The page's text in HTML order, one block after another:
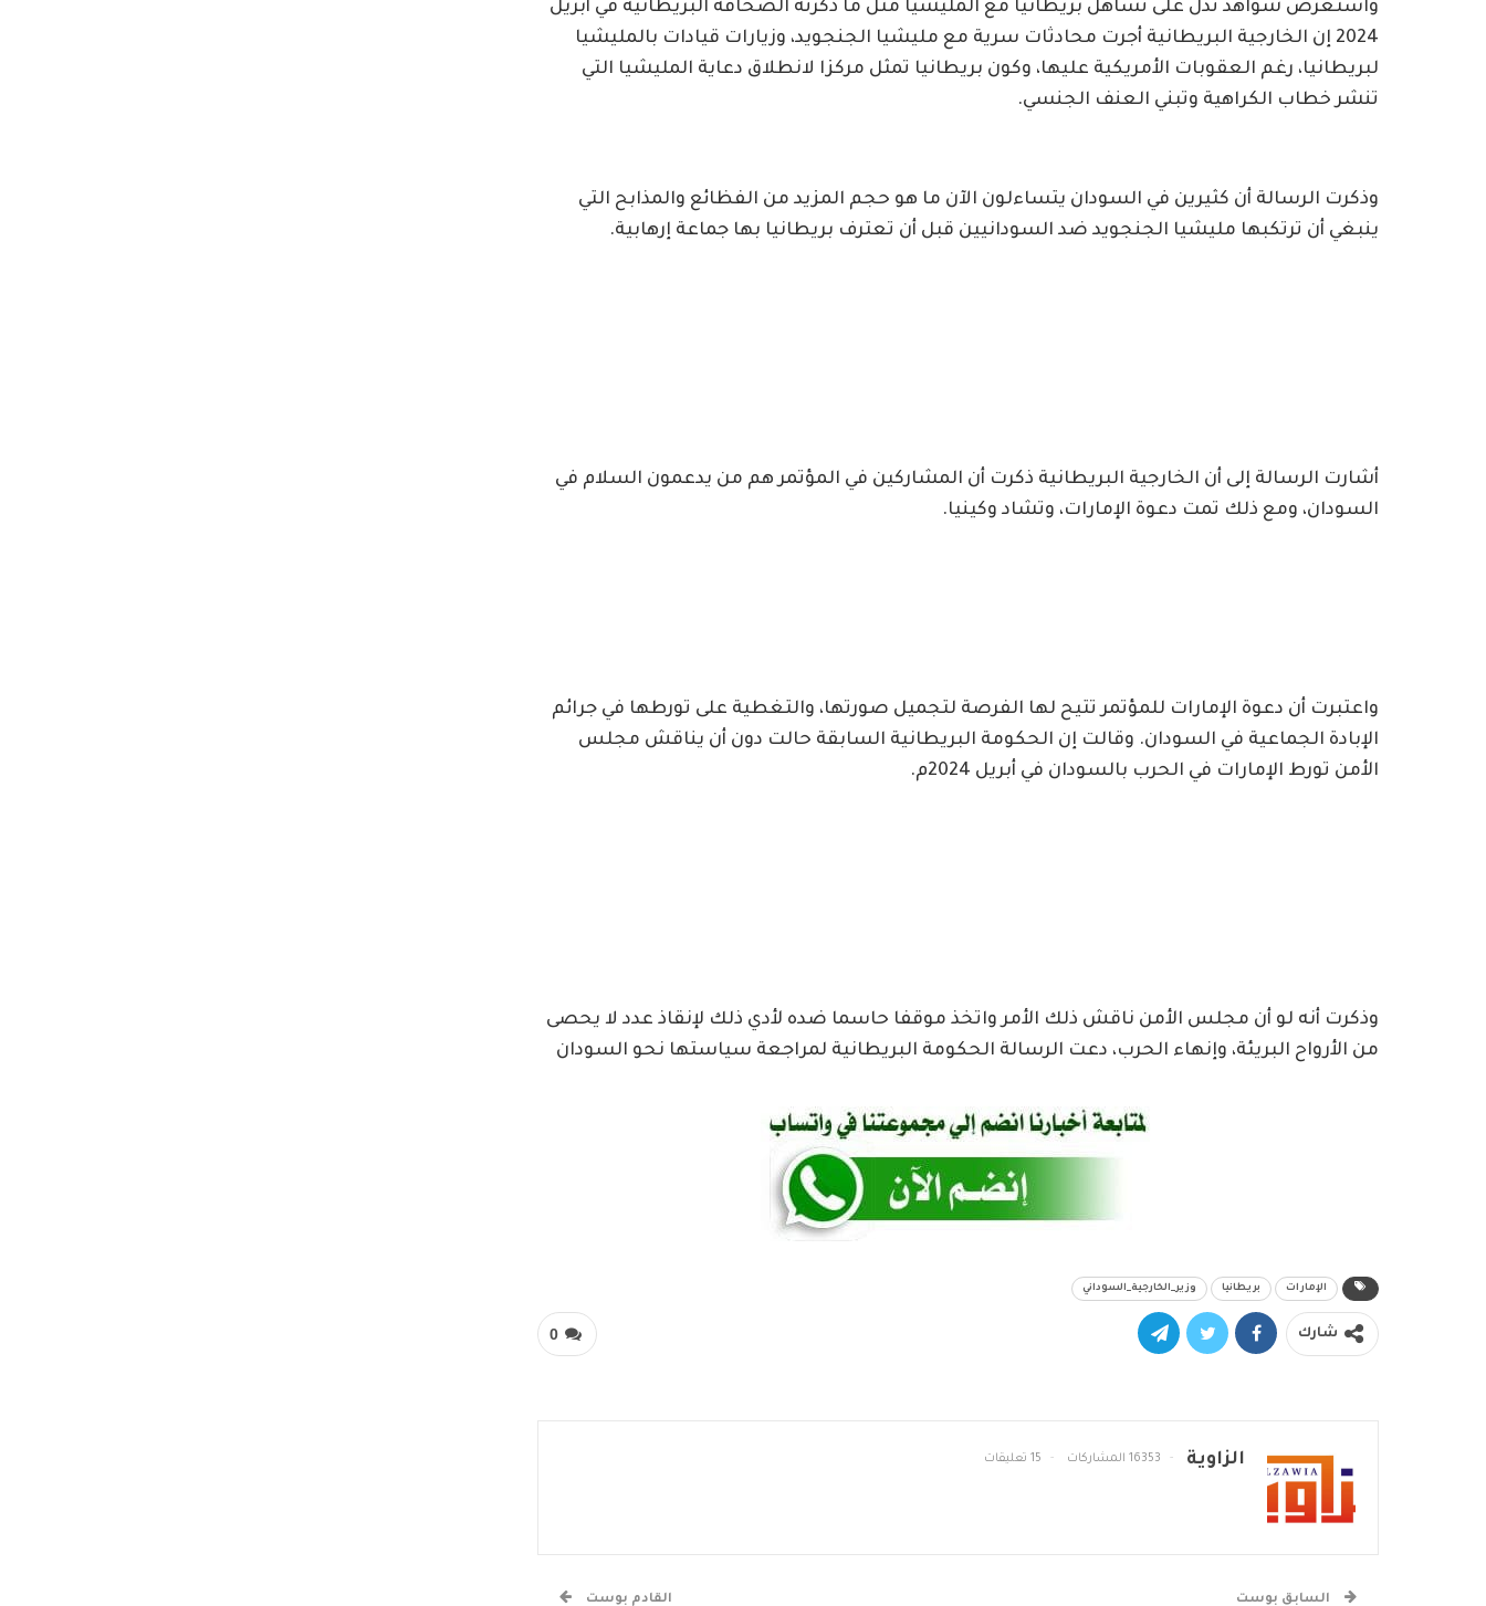
واستعرض شواهد تدل على تساهل بريطانيا مع المليشيا مثل ما ذكرته الصحافة البريطانية في أبريل
2024 إن الخارجية البريطانية أجرت محادثات سرية مع مليشيا الجنجويد، وزيارات قيادات بالمليشيا
لبريطانيا، رغم العقوبات الأمريكية عليها، وكون بريطانيا تمثل مركزا لانطلاق دعاية المليشيا التي
تنشر خطاب الكراهية وتبني العنف الجنسي.
وذكرت الرسالة أن كثيرين في السودان يتساءلون الآن ما هو حجم المزيد من الفظائع والمذابح التي
ينبغي أن ترتكبها مليشيا الجنجويد ضد السودانيين قبل أن تعترف بريطانيا بها جماعة إرهابية.
أشارت الرسالة إلى أن الخارجية البريطانية ذكرت أن المشاركين في المؤتمر هم من يدعمون السلام في
السودان، ومع ذلك تمت دعوة الإمارات، وتشاد وكينيا.
واعتبرت أن دعوة الإمارات للمؤتمر تتيح لها الفرصة لتجميل صورتها، والتغطية على تورطها في جرائم
الإبادة الجماعية في السودان. وقالت إن الحكومة البريطانية السابقة حالت دون أن يناقش مجلس
الأمن تورط الإمارات في الحرب بالسودان في أبريل 2024م.
وذكرت أنه لو أن مجلس الأمن ناقش ذلك الأمر واتخذ موقفا حاسما ضده لأدي ذلك لإنقاذ عدد لا يحصى
من الأرواح البريئة، وإنهاء الحرب، دعت الرسالة الحكومة البريطانية لمراجعة سياستها نحو السودان
الإمارات بريطانيا وزير_الخارجية_السوداني
0 شارك
الزاوية 16353 المشاركات 15 تعليقات
السابق بوست القادم بوست